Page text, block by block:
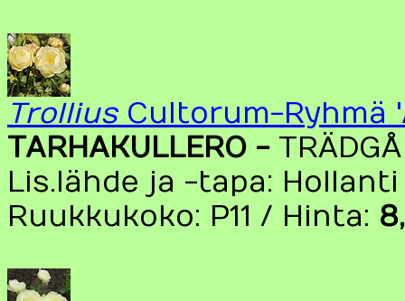
Trollius Cultorum-Ryhmä
TARHAKULLERO -
Lis.lähde ja -tapa:
Ruukkukoko: P11 / Hinta: